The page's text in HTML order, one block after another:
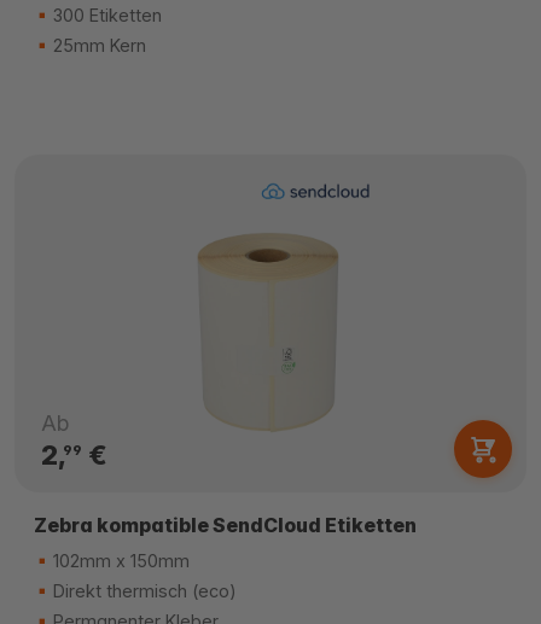
300 Etiketten
25mm Kern
Ab
2,99 €
Zebra kompatible SendCloud Etiketten
102mm x 150mm
Direkt thermisch (eco)